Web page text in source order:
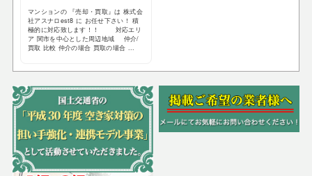
マンションの 『売却・買取』は 株式会
社アスナロest8 に お任せ下さい！ 積
極的に対応致します！！ 対応エリ
ア 関市を中心とした周辺地域 仲介/
買取 比較 仲介の場合 買取の場合 ...